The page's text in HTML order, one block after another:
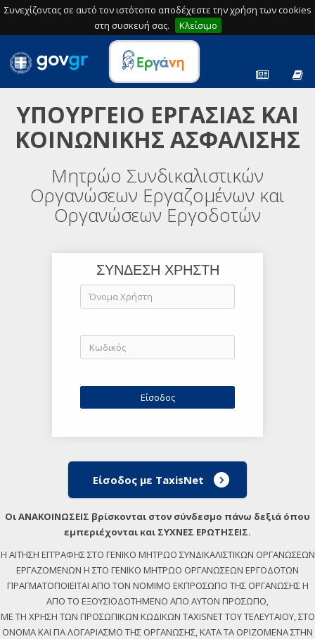
Συνεχίζοντας σε αυτό τον ιστότοπο αποδέχεστε την χρήση των cookies
στη συσκευή σας.
Κλείσιμο
ΥΠΟΥΡΓΕΙΟ ΕΡΓΑΣΙΑΣ ΚΑΙ
ΚΟΙΝΩΝΙΚΗΣ ΑΣΦΑΛΙΣΗΣ
Μητρώο Συνδικαλιστικών
Οργανώσεων Εργαζομένων και
Οργανώσεων Εργοδοτών
ΣΥΝΔΕΣΗ ΧΡΗΣΤΗ
Είσοδος με TaxisNet
Οι ΑΝΑΚΟΙΝΩΣΕΙΣ βρίσκονται στον σύνδεσμο πάνω δεξιά όπου
εμπεριέχονται και ΣΥΧΝΕΣ ΕΡΩΤΗΣΕΙΣ.
Η ΑΙΤΗΣΗ ΕΓΓΡΑΦΗΣ ΣΤΟ ΓΕΝΙΚΟ ΜΗΤΡΩΟ ΣΥΝΔΙΚΑΛΙΣΤΙΚΩΝ ΟΡΓΑΝΩΣΕΩΝ
ΕΡΓΑΖΟΜΕΝΩΝ Η ΣΤΟ ΓΕΝΙΚΟ ΜΗΤΡΩΟ ΟΡΓΑΝΩΣΕΩΝ ΕΡΓΟΔΟΤΩΝ
ΠΡΑΓΜΑΤΟΠΟΙΕΙΤΑΙ ΑΠΟ ΤΟΝ ΝΟΜΙΜΟ ΕΚΠΡΟΣΩΠΟ ΤΗΣ ΟΡΓΑΝΩΣΗΣ Η
ΑΠΟ ΤΟ ΕΞΟΥΣΙΟΔΟΤΗΜΕΝΟ ΑΠΟ ΑΥΤΟΝ ΠΡΟΣΩΠΟ,
ΜΕ ΤΗ ΧΡΗΣΗ ΤΩΝ ΠΡΟΣΩΠΙΚΩΝ ΚΩΔΙΚΩΝ TAXISNET ΤΟΥ ΤΕΛΕΥΤΑΙΟΥ, ΣΤΟ
ΟΝΟΜΑ ΚΑΙ ΓΙΑ ΛΟΓΑΡΙΑΣΜΟ ΤΗΣ ΟΡΓΑΝΩΣΗΣ, ΚΑΤΑ ΤΑ ΟΡΙΖΟΜΕΝΑ ΣΤΗΝ